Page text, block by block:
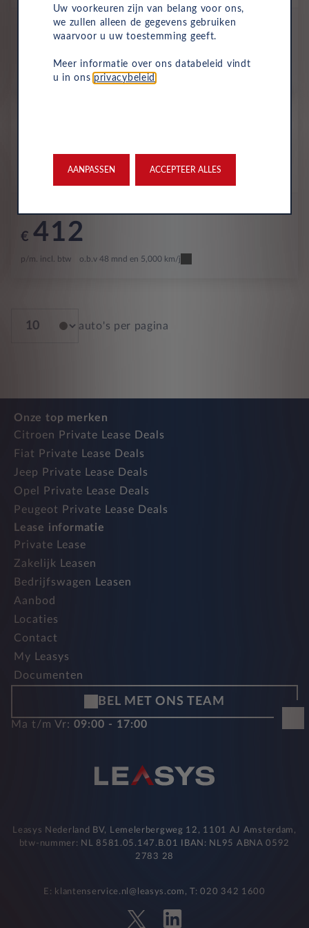
All-inclusive prijs
407
p/m. incl. btw o.b.v 48 mnd en 5,000 km/j
€ 412
p/m. incl. btw o.b.v 48 mnd en 5,000 km/j
auto's per pagina
Onze top merken
Citroen Private Lease Deals
Fiat Private Lease Deals
Jeep Private Lease Deals
Opel Private Lease Deals
Peugeot Private Lease Deals
Lease informatie
Private Lease
Zakelijk Leasen
Bedrijfswagen Leasen
Aanbod
Locaties
Contact
My Leasys
Documenten
BEL MET ONS TEAM
Ma t/m Vr: 09:00 - 17:00
Leasys Nederland BV, Lemelerbergweg 12, 1101 AJ Amsterdam,
btw-nummer: NL 8581.05.147.B.01 IBAN: NL95 ABNA 0592
2783 28
E: klantenservice.nl@leasys.com, T: 020 342 1600
Uw voorkeuren zijn van belang voor ons,
we zullen alleen de gegevens gebruiken
waarvoor u uw toestemming geeft.
Meer informatie over ons databeleid vindt
u in ons privacybeleid
AANPASSEN ACCEPTEER ALLES